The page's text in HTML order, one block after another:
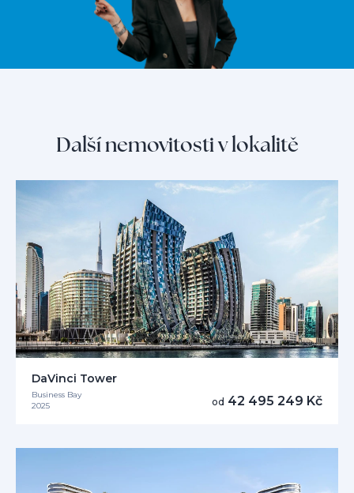
Další nemovitosti v lokalitě
DaVinci Tower
Business Bay
2025
od 42 495 249 Kč